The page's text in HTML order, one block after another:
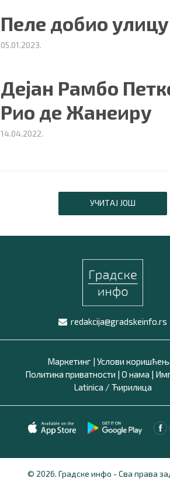
Пеле добио
05.01.2023.
Дејан Рамбо
Рио де Жанеиру
14.04.2022.
УЧИТАЈ ЈОШ
redakcija@gradskeinfo.rs
Маркетинг | Услови
Политика приватности | О нама |
Latinica /Ћирилица
© 2026. Градске инфо - Сва права